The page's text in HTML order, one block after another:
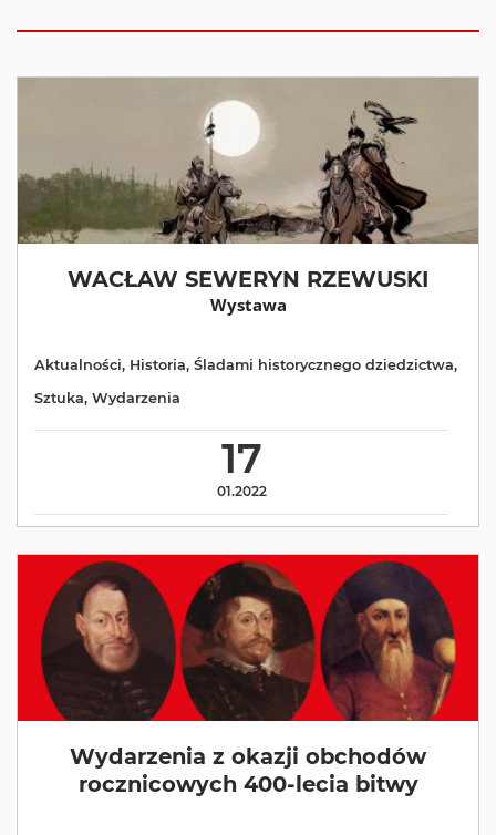
WACŁAW SEWERYN RZEWUSKI
Wystawa
17
01.2022
Aktualności, Historia, Śladami historycznego dziedzictwa,
Sztuka, Wydarzenia
Wydarzenia z okazji obchodów
rocznicowych 400-lecia bitwy